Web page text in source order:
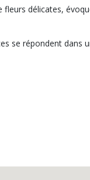
délicates,
se répondent dans